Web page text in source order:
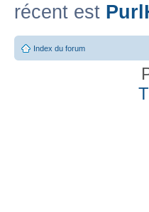
récent est
Index du forum